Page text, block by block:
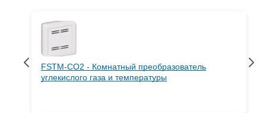
FSTM-CO2 - Комнатный преобразователь
углекислого газа и температуры